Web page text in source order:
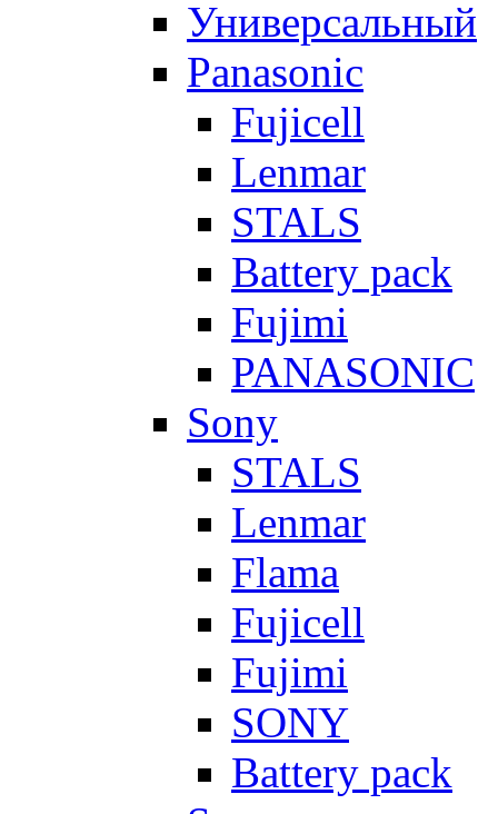
Универсальный
Panasonic
Fujicell
Lenmar
STALS
Battery pack
Fujimi
PANASONIC
Sony
STALS
Lenmar
Flama
Fujicell
Fujimi
SONY
Battery pack